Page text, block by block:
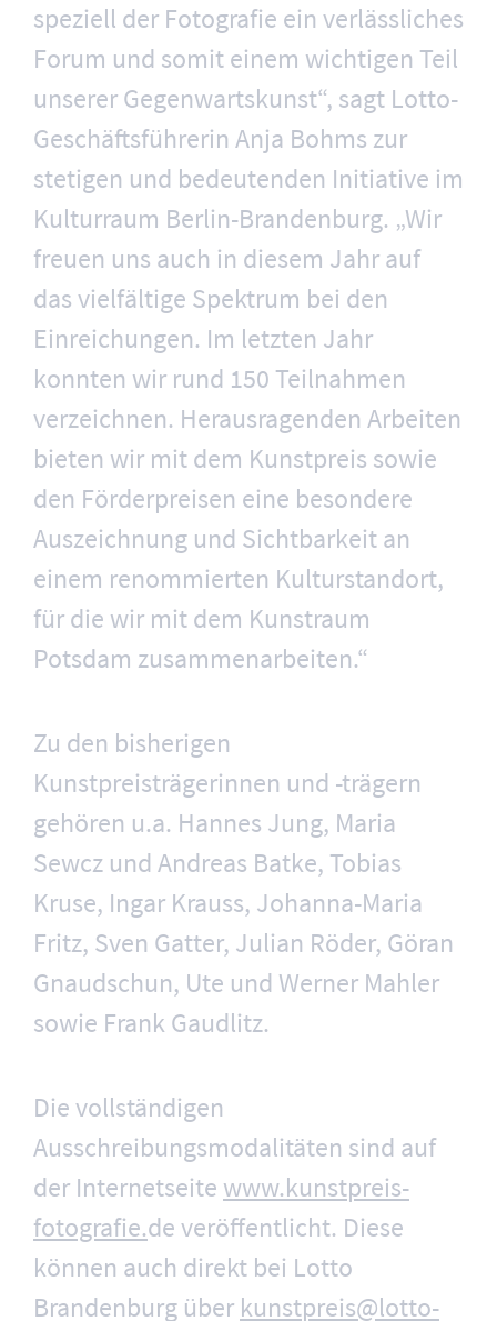
speziell der Fotografie ein verlässliches
Forum und somit einem wichtigen Teil
unserer Gegenwartskunst“, sagt Lotto-
Geschäftsführerin Anja Bohms zur
stetigen und bedeutenden Initiative im
Kulturraum Berlin-Brandenburg. „Wir
freuen uns auch in diesem Jahr auf
das vielfältige Spektrum bei den
Einreichungen. Im letzten Jahr
konnten wir rund 150 Teilnahmen
verzeichnen. Herausragenden Arbeiten
bieten wir mit dem Kunstpreis sowie
den Förderpreisen eine besondere
Auszeichnung und Sichtbarkeit an
einem renommierten Kulturstandort,
für die wir mit dem Kunstraum
Potsdam zusammenarbeiten.“
Zu den bisherigen
Kunstpreisträgerinnen und -trägern
gehören u.a. Hannes Jung, Maria
Sewcz und Andreas Batke, Tobias
Kruse, Ingar Krauss, Johanna-Maria
Fritz, Sven Gatter, Julian Röder, Göran
Gnaudschun, Ute und Werner Mahler
sowie Frank Gaudlitz.
Die vollständigen
Ausschreibungsmodalitäten sind auf
der Internetseite www.kunstpreis-
fotografie.de veröffentlicht. Diese
können auch direkt bei Lotto
Brandenburg über kunstpreis@lotto-